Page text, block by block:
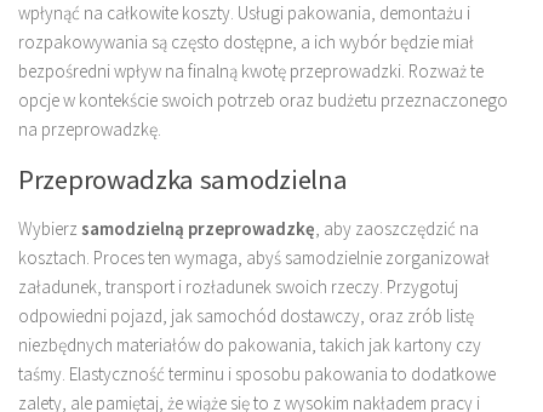
wpłynąć na całkowite koszty. Usługi pakowania, demontażu i
rozpakowywania są często dostępne, a ich wybór będzie miał
bezpośredni wpływ na finalną kwotę przeprowadzki. Rozważ te
opcje w kontekście swoich potrzeb oraz budżetu przeznaczonego
na przeprowadzkę.
Przeprowadzka samodzielna
Wybierz samodzielną przeprowadzkę, aby zaoszczędzić na
kosztach. Proces ten wymaga, abyś samodzielnie zorganizował
załadunek, transport i rozładunek swoich rzeczy. Przygotuj
odpowiedni pojazd, jak samochód dostawczy, oraz zrób listę
niezbędnych materiałów do pakowania, takich jak kartony czy
taśmy. Elastyczność terminu i sposobu pakowania to dodatkowe
zalety, ale pamiętaj, że wiąże się to z wysokim nakładem pracy i